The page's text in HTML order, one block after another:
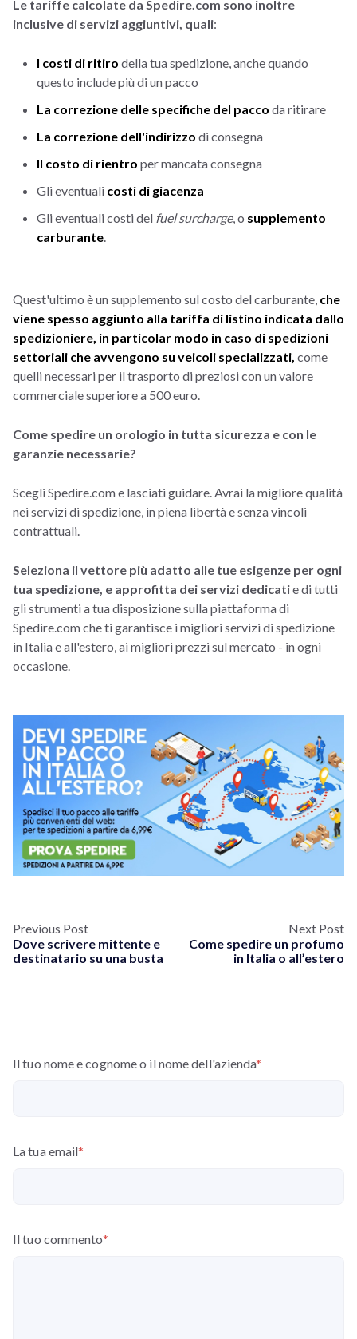
Le tariffe calcolate da Spedire.com sono inoltre
inclusive di servizi aggiuntivi, quali:
I costi di ritiro della tua spedizione, anche quando
questo include più di un pacco
La correzione delle specifiche del pacco da ritirare
La correzione dell'indirizzo di consegna
Il costo di rientro per mancata consegna
Gli eventuali costi di giacenza
Gli eventuali costi del fuel surcharge, o supplemento
carburante
Quest'ultimo è un supplemento sul costo del carburante, che
viene spesso aggiunto alla tariffa di listino indicata dallo
spedizioniere, in particolar modo in caso di spedizioni
settoriali che avvengono su veicoli specializzati, come
quelli necessari per il trasporto di preziosi con un valore
commerciale superiore a 500 euro.
Come spedire un orologio in tutta sicurezza e con le
garanzie necessarie?
Scegli Spedire.com e lasciati guidare. Avrai la migliore qualità
nei servizi di spedizione, in piena libertà e senza vincoli
contrattuali.
Seleziona il vettore più adatto alle tue esigenze per ogni
tua spedizione, e approfitta dei servizi dedicatie di tutti
gli strumenti a tua disposizione sulla piattaforma di
Spedire.com che ti garantisce i migliori servizi di spedizione
in Italia e all'estero, ai migliori prezzi sul mercato - in ogni
occasione.
Previous Post
Dove scrivere mittente e
destinatario su una busta
Next Post
Come spedire un profumo
in Italia o all’estero
Il tuo nome e cognome o il nome dell'azienda*
La tua email*
Il tuo commento*